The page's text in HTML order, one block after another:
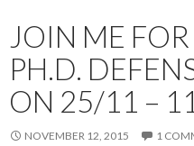
JOIN ME
PH.D.
ON 25/11 –
NOVEMBER 12, 2015 1